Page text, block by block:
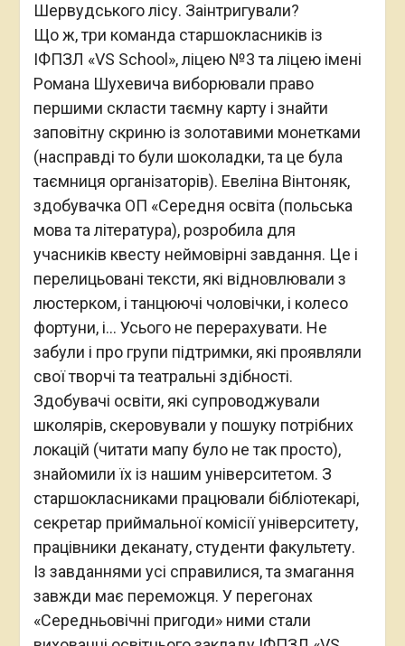
Шервудського лісу. Заінтригували?
Що ж, три команда старшокласників із
ІФПЗЛ «VS School», ліцею №3 та ліцею імені
Романа Шухевича виборювали право
першими скласти таємну карту і знайти
заповітну скриню із золотавими монетками
(насправді то були шоколадки, та це була
таємниця організаторів). Евеліна Вінтоняк,
здобувачка ОП «Середня освіта (польська
мова та література), розробила для
учасників квесту неймовірні завдання. Це і
перелицьовані тексти, які відновлювали з
люстерком, і танцюючі чоловічки, і колесо
фортуни, і… Усього не перерахувати. Не
забули і про групи підтримки, які проявляли
свої творчі та театральні здібності.
Здобувачі освіти, які супроводжували
школярів, скеровували у пошуку потрібних
локацій (читати мапу було не так просто),
знайомили їх із нашим університетом. З
старшокласниками працювали бібліотекарі,
секретар приймальної комісії університету,
працівники деканату, студенти факультету.
Із завданнями усі справилися, та змагання
завжди має переможця. У перегонах
«Середньовічні пригоди» ними стали